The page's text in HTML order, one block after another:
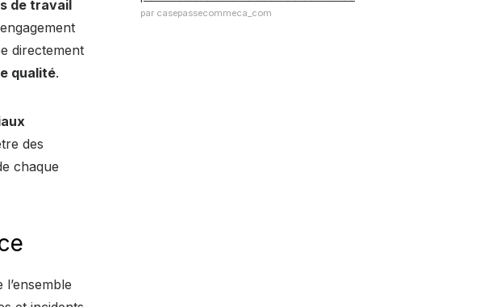
de travail
directement
qualité.
des
chaque
par casepassecommeca_com